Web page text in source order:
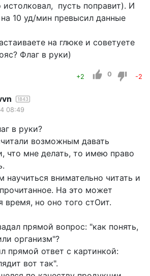
истолковал, пусть поправит). И
10 уд/мин превысил данные
на глюке и советуете
Флаг в руки)
+2 0 -2
1843
08:49
в руки?
возможным давать
что мне делать, то имею право
научиться внимательно читать и
На это может
время, но оно того стОит.
прямой вопрос: "как понять,
организм"?
прямой ответ с картинкой:
вот так".